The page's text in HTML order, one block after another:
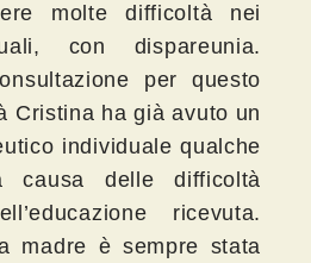
molte difficoltà nei
con dispareunia.
per questo
Cristina ha già avuto un
individuale qualche
causa delle difficoltà
ricevuta.
madre è sempre stata